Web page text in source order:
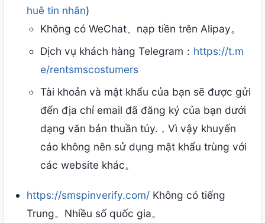
huê tin nhắn)
Không có WeChat、nạp tiền trên Alipay。
Dịch vụ khách hàng Telegram： https://t.m
e/rentsmscostumers
Tài khoản và mật khẩu của bạn sẽ được gửi
đến địa chỉ email đã đăng ký của bạn dưới
dạng văn bản thuần túy.，Vì vậy khuyến
cáo không nên sử dụng mật khẩu trùng với
các website khác。
https://smspinverify.com/ Không có tiếng
Trung。Nhiều số quốc gia。